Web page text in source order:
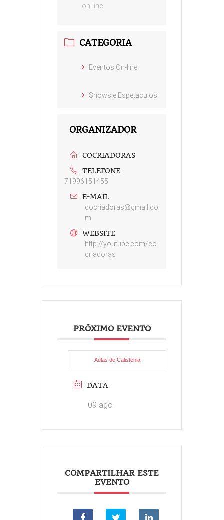
on-line
CATEGORIA
Eventos On-line
Shows e Espetáculos
ORGANIZADOR
COCRIADORAS
TELEFONE
71996151455
E-MAIL
cocriadoras@gmail.co
m
WEBSITE
http://youtube.com/co
criadoras
PRÓXIMO EVENTO
Aulas de Calistenia
DATA
09 ago
COMPARTILHAR ESTE
EVENTO